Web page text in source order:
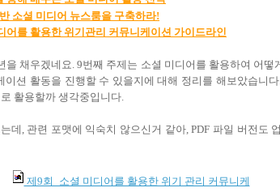
소셜 미디어 뉴스룸을 구축하라!
어를 활용한 위기관리 커뮤니케이션 가이드라인
채우겠네요. 9번째 주제는 소셜 미디어를 활용하여 어떻
션 활동을 진행할 수 있을지에 대해 정리를 해보았습니
활용할까 생각중입니다.
데, 관련 포맷에 익숙치 않으신거 같아, PDF 파일 버전도
제9회_소셜 미디어를 활용한 위기 관리 커뮤니케